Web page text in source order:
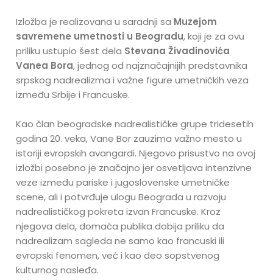
Izložba je realizovana u saradnji sa Muzejom
savremene umetnosti u Beogradu, koji je za ovu
priliku ustupio šest dela Stevana Živadinovića
Vanea Bora, jednog od najznačajnijih predstavnika
srpskog nadrealizma i važne figure umetničkih veza
između Srbije i Francuske.
Kao član beogradske nadrealističke grupe tridesetih
godina 20. veka, Vane Bor zauzima važno mesto u
istoriji evropskih avangardi. Njegovo prisustvo na ovoj
izložbi posebno je značajno jer osvetljava intenzivne
veze između pariske i jugoslovenske umetničke
scene, ali i potvrđuje ulogu Beograda u razvoju
nadrealističkog pokreta izvan Francuske. Kroz
njegova dela, domaća publika dobija priliku da
nadrealizam sagleda ne samo kao francuski ili
evropski fenomen, već i kao deo sopstvenog
kulturnog nasleđa.